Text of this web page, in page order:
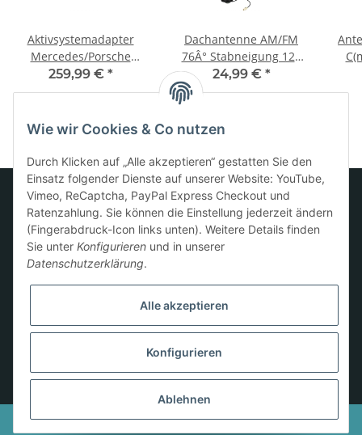
Aktivsystemadapter
Mercedes/Porsche
MOST>Cinch ISO
259,99 € *
Dachantenne AM/FM
76Â° Stabneigung 12V
passiv
24,99 € *
Informationen
Gesetzliche Informationen
* Alle Preise inkl. gesetzlicher USt., zzgl.Versand
© 2024 Besucherzähler: 136957
Wie wir Cookies & Co nutzen
Durch Klicken auf „Alle akzeptieren“ gestatten Sie den
Einsatz folgender Dienste auf unserer Website: YouTube,
Vimeo, ReCaptcha, PayPal Express Checkout und
Ratenzahlung. Sie können die Einstellung jederzeit ändern
(Fingerabdruck-Icon links unten). Weitere Details finden
Sie unter Konfigurieren und in unserer
Datenschutzerklärung.
Alle akzeptieren
Konfigurieren
Ablehnen